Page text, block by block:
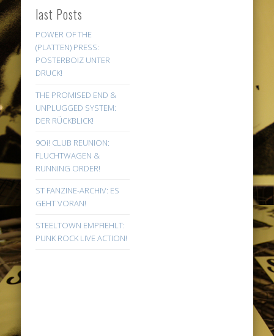
last Posts
POWER OF THE
(PLATTEN) PRESS:
POSTERBOIZ UNTER
DRUCK!
THE PROMISED END &
UNPLUGGED SYSTEM:
DER RÜCKBLICK!
9Oi! CLUB REUNION:
FLUCHTWAGEN &
RUNNING ORDER!
ST FANZINE-ARCHIV: ES
GEHT VORAN!
STEELTOWN EMPFIEHLT:
PUNK ROCK LIVE ACTION!